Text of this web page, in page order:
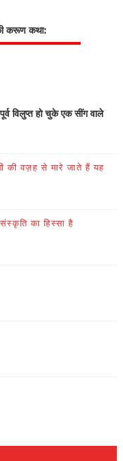
करूण कथा:
विलुप्त हो चुके एक सींग वाले
की वज़ह से मारे जाते हैं यह
संस्कृति का हिस्सा है